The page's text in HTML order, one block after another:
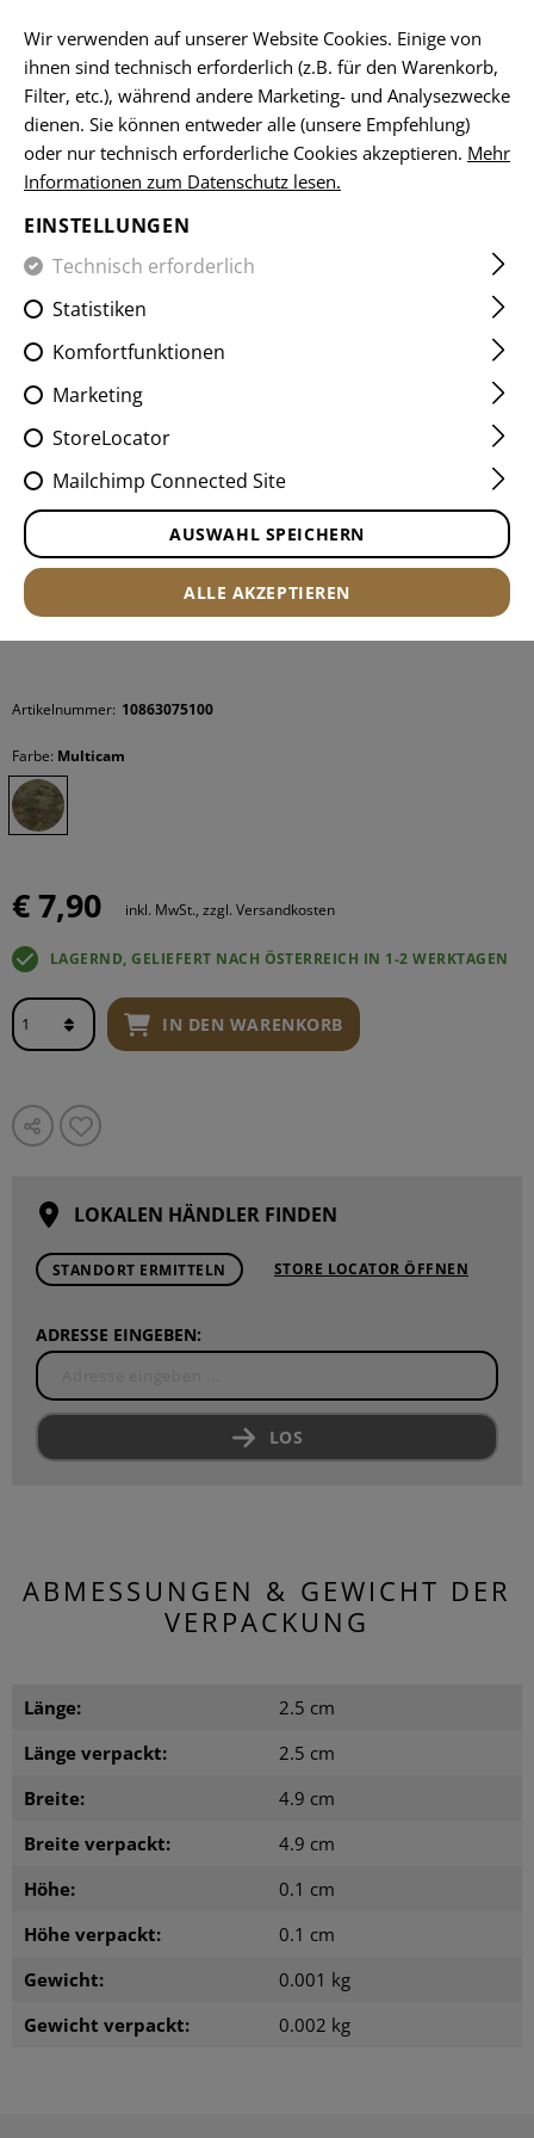
HOME EQUIPMENT ABZEICHEN VITAL-PATCHES
AB NEG IR PATCH
Artikelnummer: 10863075100
Farbe: Multicam
€ 7,90 inkl. MwSt., zzgl. Versandkosten
LAGERND, GELIEFERT NACH ÖSTERREICH IN 1-2 WERKTAGEN
IN DEN WARENKORB
LOKALEN HÄNDLER FINDEN
STANDORT ERMITTELN STORE LOCATOR ÖFFNEN
ADRESSE EINGEBEN:
LOS
ABMESSUNGEN & GEWICHT DER
VERPACKUNG
Länge:
2.5 cm
Länge verpackt:
2.5 cm
Breite:
4.9 cm
Breite verpackt:
4.9 cm
Höhe:
0.1 cm
Höhe verpackt:
0.1 cm
Gewicht:
0.001 kg
Gewicht verpackt:
0.002 kg
Wir verwenden auf unserer Website Cookies. Einige von
ihnen sind technisch erforderlich (z.B. für den Warenkorb,
Filter, etc.), während andere Marketing- und Analysezwecke
dienen. Sie können entweder alle (unsere Empfehlung)
oder nur technisch erforderliche Cookies akzeptieren. Mehr
Informationen zum Datenschutz lesen.
EINSTELLUNGEN
Technisch erforderlich
Statistiken
Komfortfunktionen
Marketing
StoreLocator
Mailchimp Connected Site
AUSWAHL SPEICHERN
ALLE AKZEPTIEREN